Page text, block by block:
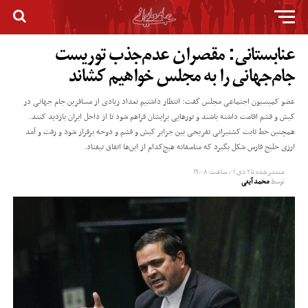
عنابستانی: مقصران عدم‌جذب توریست
جام‌جهانی را به مجلس خواهیم کشاند
عضو کمیسیون اجتماعی مجلس گفت: انتظار داشتیم تعداد زیادی از مسافرین جام جهانی در
کیش و قشم اقامت داشته باشند و تور‌هایی برایشان فراهم شود تا از داخل ایران بازدید کنند.
همچنین خط ثابت کشتیرانی تفریحی بین جزایر کیش و قشم و دوحه برقرار شود و رفت و آمد
ارزی خلیج فارس شکل بگیرد که متاسفانه هیچ‌کدام از این‌ها اتفاق نیفتاد.
منتشر شده۲۵ دی ۰۱, ساعت: ۱۹:۰۸
توسطمحمد آیتی